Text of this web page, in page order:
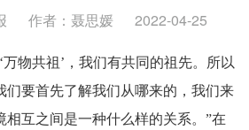
作者：聂思媛 2022-04-25
万物共祖’，我们有共同的祖先。所以
们要首先了解我们从哪来的，我们来
相互之间是一种什么样的关系。”在